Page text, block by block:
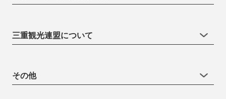
三重観光連盟について
その他